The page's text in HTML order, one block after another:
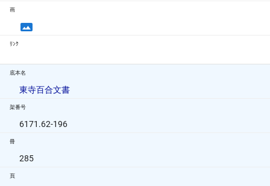
画
ﾘﾝｸ
底本名
東寺百合文書
架番号
6171.62-196
冊
285
頁